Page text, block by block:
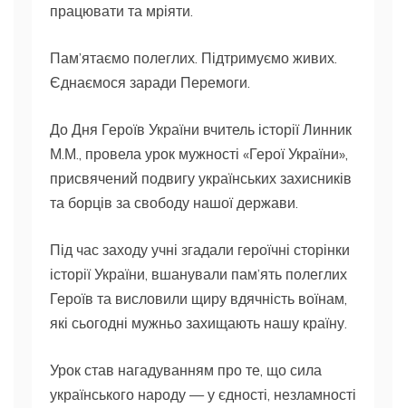
працювати та мріяти.
Пам’ятаємо полеглих. Підтримуємо живих.
Єднаємося заради Перемоги.
До Дня Героїв України вчитель історії Линник
М.М., провела урок мужності «Герої України»,
присвячений подвигу українських захисників
та борців за свободу нашої держави.
Під час заходу учні згадали героїчні сторінки
історії України, вшанували пам’ять полеглих
Героїв та висловили щиру вдячність воїнам,
які сьогодні мужньо захищають нашу країну.
Урок став нагадуванням про те, що сила
українського народу — у єдності, незламності